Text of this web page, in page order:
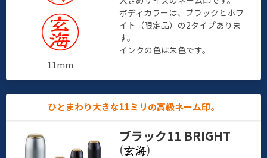
11mm
ボディカラーは、ブラックとホワ
イト（限定品）の2タイプありま
す。
インクの色は朱色です。
ひとまわり大きな11ミリの高級ネーム印。
ブラック11 BRIGHT
(
)